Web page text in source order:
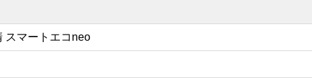
スマートエコneo